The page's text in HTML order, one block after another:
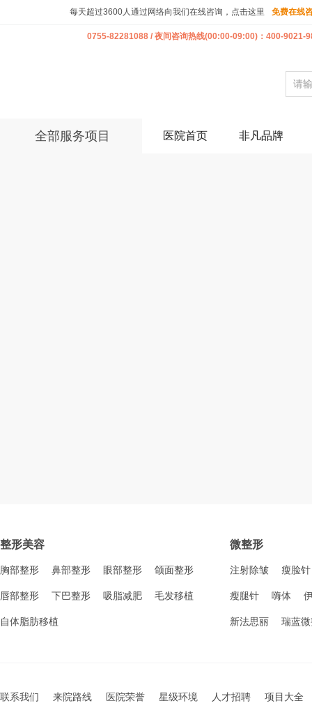
每天超过3600人通过网络向我们在线咨询，点击这里 免费在线
0755-82281088 / 夜间咨询热线(00:00-09:00)：400-9021-
全部服务项目 医院首页 非凡品牌
整形美容
胸部整形 鼻部整形 眼部整形 颌面整形
唇部整形 下巴整形 吸脂减肥 毛发移植
自体脂肪移植
微整形
注射除皱 瘦脸针
瘦腿针 嗨体
新法思丽 瑞蓝
联系我们 来院路线 医院荣誉 星级环境 人才招聘 项目大全